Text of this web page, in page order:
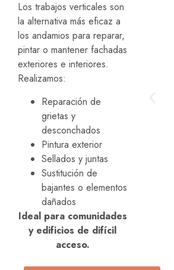
Los trabajos verticales son
la alternativa más eficaz a
los andamios para reparar,
pintar o mantener fachadas
exteriores e interiores.
Realizamos:
Reparación de
grietas y
desconchados
Pintura exterior
Sellados y juntas
Sustitución de
bajantes o elementos
dañados
Ideal para comunidades
y edificios de difícil
acceso.